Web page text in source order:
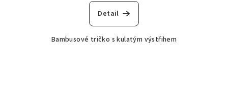
Detail
Bambusové tričko s kulatým výstřihem